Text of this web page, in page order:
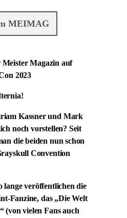
MEIMAG
Kassner und Mark
noch vorstellen? Seit
die beiden nun schon
Convention
lange veröffentlichen die
Fanzine, das „Die Welt
(von vielen Fans auch